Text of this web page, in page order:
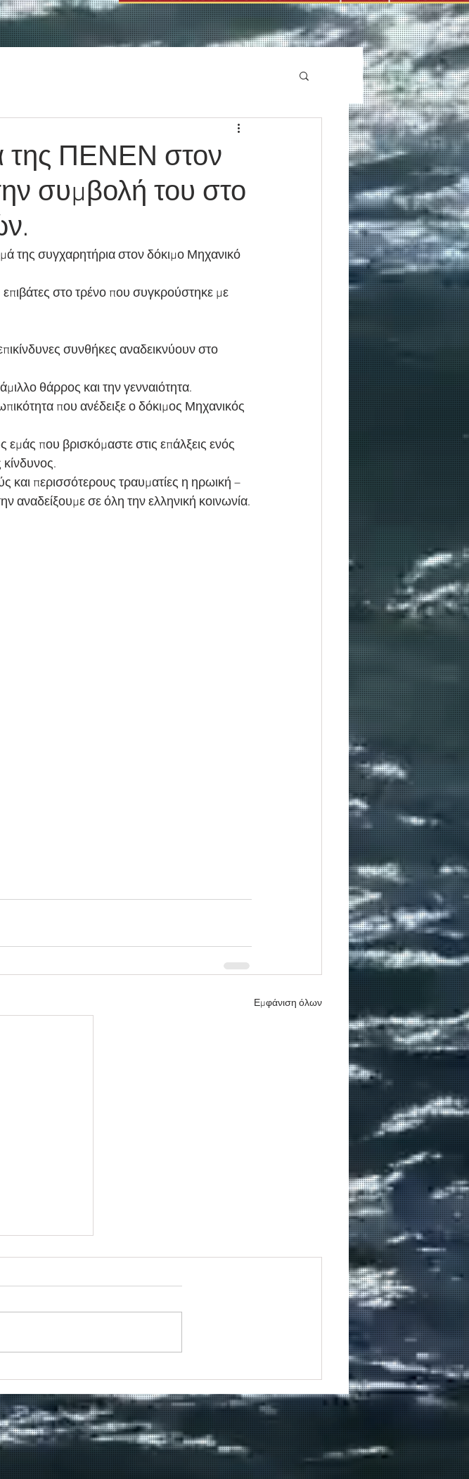
της ΠΕΝΕΝ στον
συμβολή του στο
στο τρένο που συγκρούστηκε με
συνθήκες αναδεικνύουν στο
θάρρος και την γενναιότητα.
που ανέδειξε ο δόκιμος Μηχανικός
που βρισκόμαστε στις επάλξεις ενός
και περισσότερους τραυματίες η ηρωική –
αναδείξουμε σε όλη την ελληνική κοινωνία.
Εμφάνιση όλων
από τη